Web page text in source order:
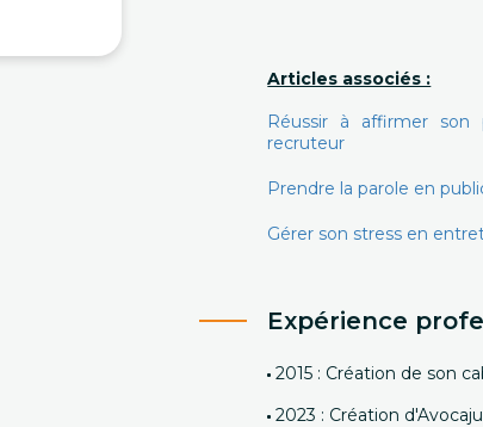
Articles associés :
Réussir à affirmer
recruteur
Prendre la parole en
Gérer son stress en
Expérience
2015 : Création de son
2023 : Création